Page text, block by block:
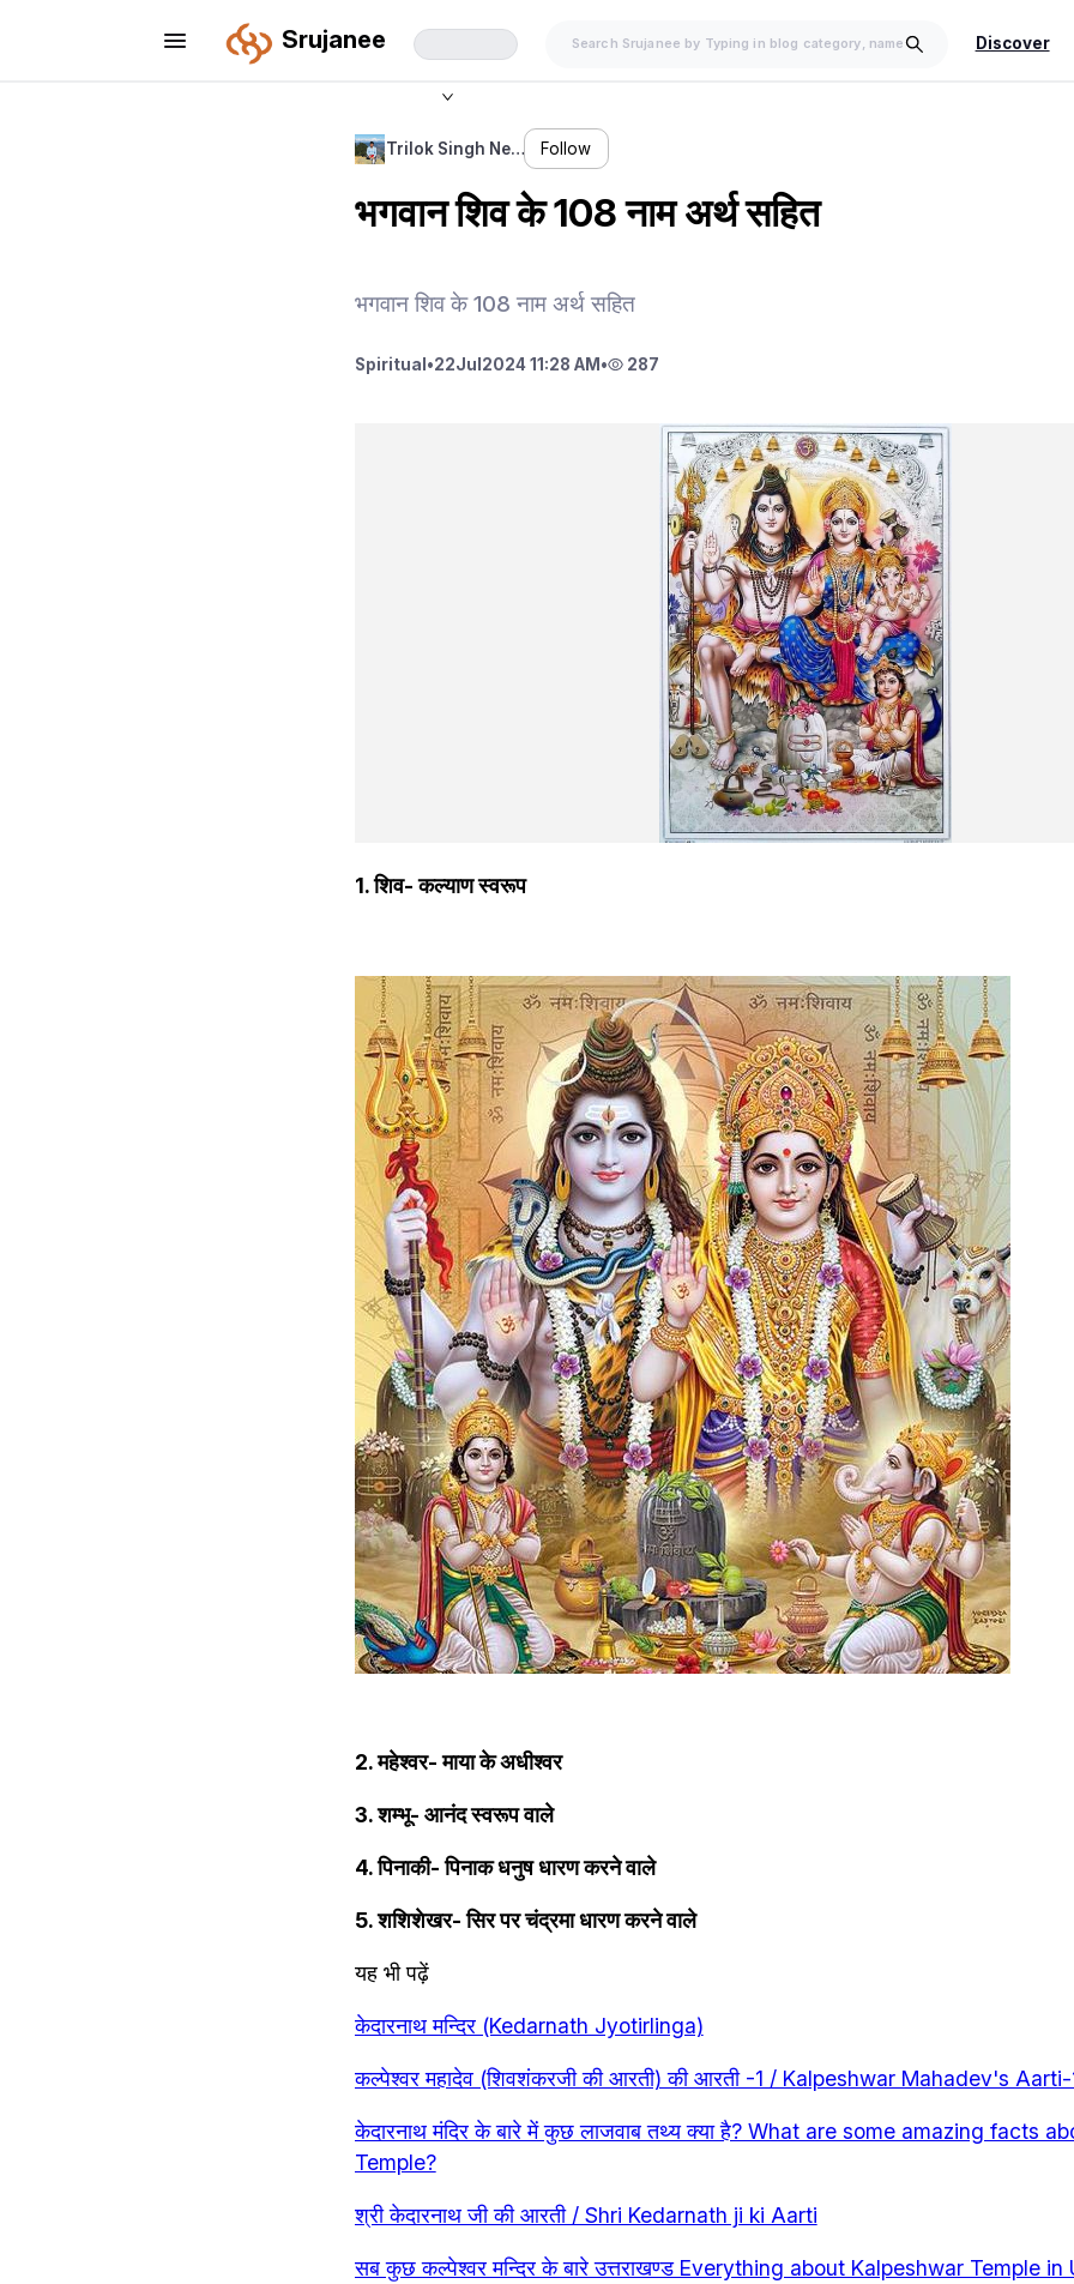
Srujanee Discover
Trilok Singh Ne… Follow
भगवान शिव के 108 नाम अर्थ सहित
भगवान शिव के 108 नाम अर्थ सहित
Spiritual •22Jul 2024 11:28 AM • 287
1. शिव- कल्याण स्वरूप
2. महेश्वर- माया के अधीश्वर
3. शम्भू- आनंद स्वरूप वाले
4. पिनाकी- पिनाक धनुष धारण करने वाले
5. शशिशेखर- सिर पर चंद्रमा धारण करने वाले
यह भी पढ़ें
केदारनाथ मन्दिर (Kedarnath Jyotirlinga)
कल्पेश्वर महादेव (शिवशंकरजी की आरती) की आरती -1 / Kalpeshwar Mahadev's Aarti-
केदारनाथ मंदिर के बारे में कुछ लाजवाब तथ्य क्या है? What are some amazing facts
Temple?
श्री केदारनाथ जी की आरती / Shri Kedarnath ji ki Aarti
सब कुछ कल्पेश्वर मन्दिर के बारे उत्तराखण्ड Everything about Kalpeshwar Temple